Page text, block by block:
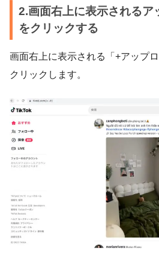
2.画面右上に表示されるア
をクリックする
画面右上に表示される「+アップ
クリックします。